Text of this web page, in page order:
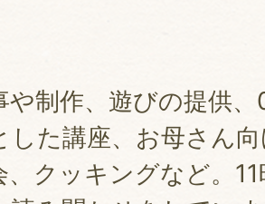
や制作、遊びの提供
した講座、お母さん
、クッキングなど。